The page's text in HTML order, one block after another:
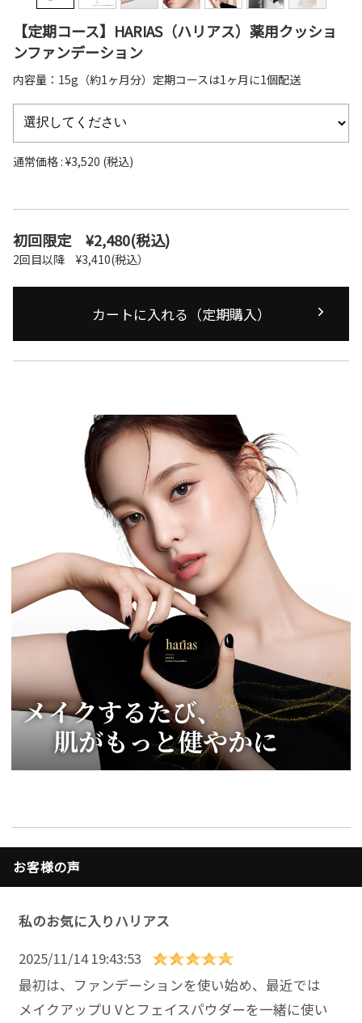
【定期コース】HARIAS（ハリアス）薬用クッショ
ンファンデーション
内容量：15g（約1ヶ月分）定期コースは1ヶ月に1個配送
通常価格 : ¥3,520 (税込)
初回限定 ¥2,480(税込)
2回目以降 ¥3,410(税込）
カートに入れる（定期購入）
お客様の声
私のお気に入りハリアス
2025/11/14 19:43:53
最初は、ファンデーションを使い始め、最近では
メイクアップU Vとフェイスパウダーを一緒に使い